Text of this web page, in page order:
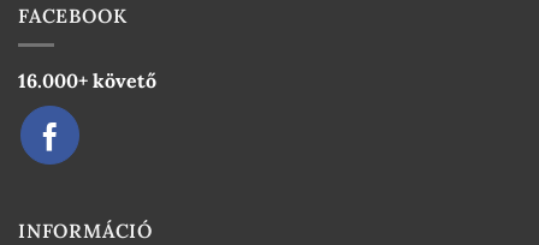
FACEBOOK
16.000+ követő
INFORMÁCIÓ